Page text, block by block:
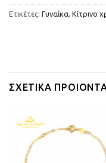
Ετικέτες: Γυναίκα Κίτρινο
ΣΧΕΤΙΚΆ ΠΡΟΙΌΝΤΑ